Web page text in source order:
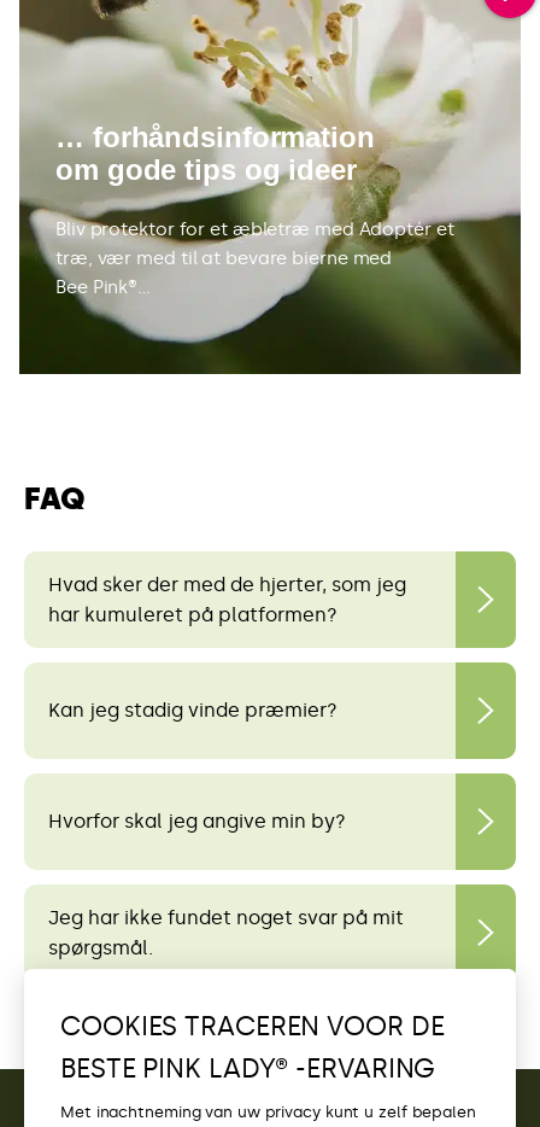
… forhåndsinformation
om gode tips og ideer
Bliv protektor for et æbletræ med Adoptér et
træ, vær med til at bevare bierne med
Bee Pink®…
FAQ
Hvad sker der med de hjerter, som jeg
har kumuleret på platformen?
Kan jeg stadig vinde præmier?
Hvorfor skal jeg angive min by?
Jeg har ikke fundet noget svar på mit
spørgsmål.
COOKIES TRACEREN VOOR DE
BESTE PINK LADY® -ERVARING
Met inachtneming van uw privacy kunt u zelf bepalen